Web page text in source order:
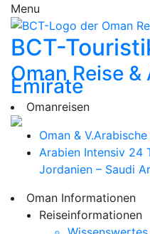
Menu
BCT-
Oman Reise
Emirate
Omanreisen
Oman &
Arabien Intensiv 24
Jordanien – Saudi
Oman Informationen
Reiseinformationen